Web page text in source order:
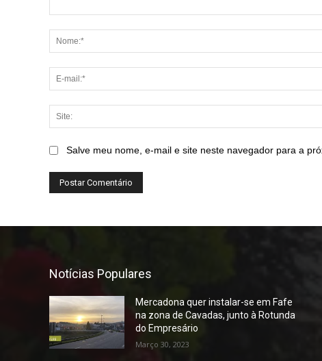
Salve meu nome, e-mail e site neste navegador para a
Notícias Populares
Mercadona quer instalar-se em Fafe
na zona de Cavadas, junto à Rotunda
do Empresário
Março 30, 2023